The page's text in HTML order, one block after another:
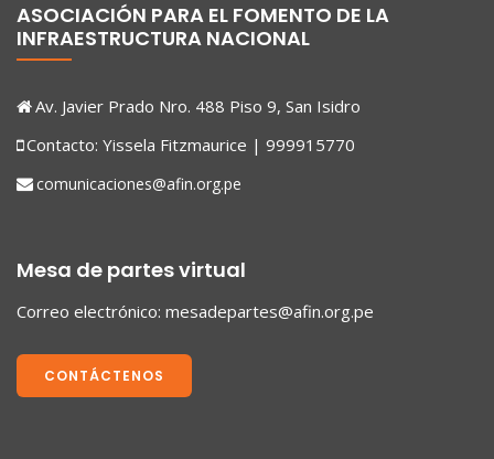
ASOCIACIÓN PARA EL FOMENTO DE LA
INFRAESTRUCTURA NACIONAL
Av. Javier Prado Nro. 488 Piso 9, San Isidro
Contacto: Yissela Fitzmaurice | 999915770
comunicaciones@afin.org.pe
Mesa de partes virtual
Correo electrónico: mesadepartes@afin.org.pe
CONTÁCTENOS